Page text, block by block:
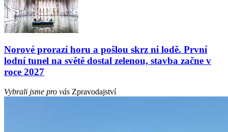
Norové prorazí horu a pošlou skrz ni lodě. První
lodní tunel na světě dostal zelenou, stavba začne v
roce 2027
Vybrali jsme pro vás Zpravodajství